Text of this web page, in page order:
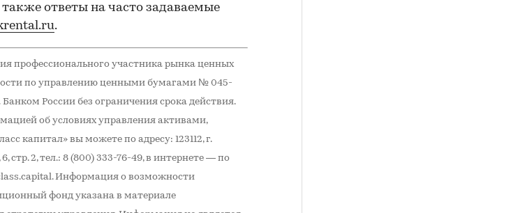
ответы на часто задаваемые
.
профессионального участника рынка ценных
по управлению ценными бумагами № 045-
России без ограничения срока действия.
об условиях управления активами,
капитал» вы можете по адресу: 123112, г.
стр. 2, тел.: 8 (800) 333-76-49, в интернете — по
Информация о возможности
фонд указана в материале